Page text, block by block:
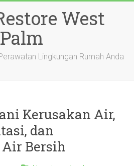
West
Palm
Lingkungan Rumah Anda
Kerusakan Air,
dan
Bersih